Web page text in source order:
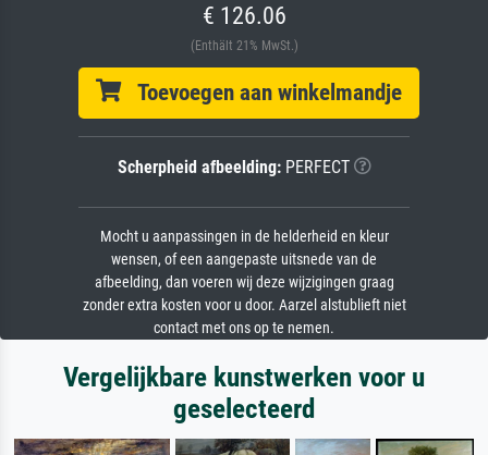
€ 126.06
(Enthält 21% MwSt.)
Toevoegen aan winkelmandje
Scherpheid afbeelding:PERFECT
Mocht u aanpassingen in de helderheid en kleur
wensen, of een aangepaste uitsnede van de
afbeelding, dan voeren wij deze wijzigingen graag
zonder extra kosten voor u door. Aarzel alstublieft niet
contact met ons op te nemen.
Vergelijkbare kunstwerken voor u
geselecteerd